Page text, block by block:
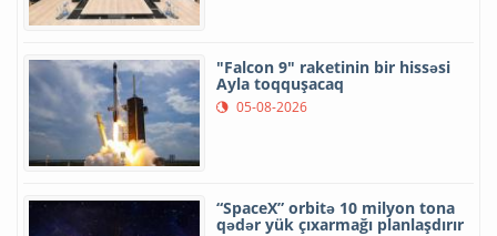
"Falcon 9" raketinin bir hissəsi
Ayla toqquşacaq
05-08-2026
“SpaceX” orbitə 10 milyon tona
qədər yük çıxarmağı planlaşdırır